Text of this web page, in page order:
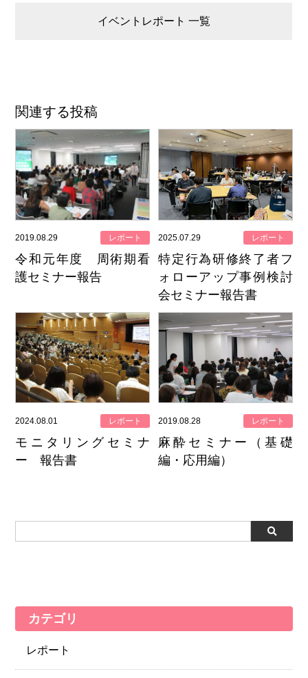
イベントレポート 一覧
関連する投稿
2019.08.29 レポート
令和元年度 周術期看
護セミナー報告
2025.07.29 レポート
特定行為研修終了者フ
ォローアップ事例検討
会セミナー報告書
2024.08.01 レポート
モニタリングセミナ
ー 報告書
2019.08.28 レポート
麻酔セミナー（基礎
編・応用編）
カテゴリ
レポート